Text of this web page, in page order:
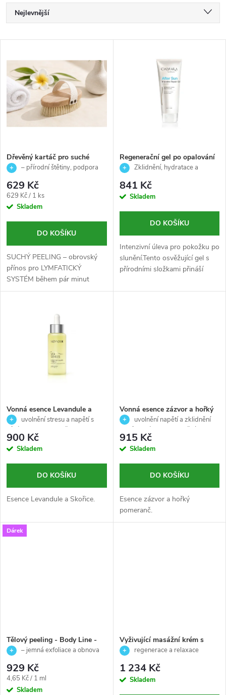
Ř
a
z
e
n
p
r
o
d
u
k
Nejlevnější
Abecedně
ý
p
i
s
p
r
o
d
u
Dřevěný kartáč pro suché
kartáčování těla – podpora
Arosha
– přírodní štětiny, podpora
629 Kč
Měrná
cena:
629 Kč / 1 ks
Skladem
DO KOŠÍKU
SUCHÝ PEELING – obrovský
přínos pro LYMFATICKÝ
SYSTÉM během pár minut
denně. Kartáč je vhodný i do
Regenerační gel po opalování
- Sun Beauty - Casmara - 200
Zklidnění, hydratace a
841 Kč
Skladem
DO KOŠÍKU
Intenzivní úleva pro pokožku po
slunění.Tento osvěžující gel s
přírodními složkami přináší
hloubkovou hydrataci pro
Vonná esence Levandule a
Skořice uvolňuje stres a napětí
-New spa senses - Skeyndor -
50ml
uvolnění stresu a napětí s
900 Kč
Skladem
DO KOŠÍKU
Esence Levandule a Skořice.
Vonná esence zázvor a hořký
pomeranč uvolňuje napětí a
zklidňuje svaly -New spa
senses - Skeyndor - 50ml
uvolnění napětí a zklidnění
pomerančem 🍊
915 Kč
Skladem
DO KOŠÍKU
Esence zázvor a hořký
pomeranč.
Dárek
Tělový peeling - Body Line -
Ainhoa - 200 ml
– jemná exfoliace a obnova
929 Kč
Měrná
cena:
4,65 Kč / 1 ml
Skladem
Vyživující masážní krém s
konopným olejem pro
- New spa senses - Skeyndor -
200 ml
regenerace a relaxace
1 234 Kč
Skladem